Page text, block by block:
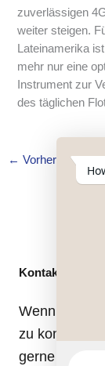
zuverlässigen
weiter steigen.
Lateinamerika
mehr nur eine
Instrument zur
des täglichen
← Vorheriger
Kontakt
Wenn Sie
zu
gerne bei